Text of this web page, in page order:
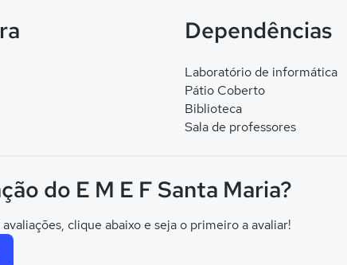
Dependências
Laboratório de informática
Pátio Coberto
Biblioteca
Sala de professores
do E M E F Santa Maria?
clique abaixo e seja o primeiro a avaliar!